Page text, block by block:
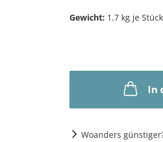
Gewicht: 1.7 kg je Stück
In
Woanders